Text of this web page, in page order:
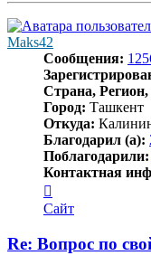
Maks42
Сообщения:
Страна,
Город: Ташкент
Откуда:
Благодарил (а):
Поблагодарили:
Контактная
информация
пользователя
Сайт
Re: Вопрос по